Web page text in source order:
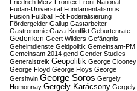
Friedrich Merz Frontex Front National
Fudan-Universität Fundamentalismus
Fusion Fußball Fót Föderalisierung
Fördergelder Gallup Gastarbeiter
Gastronomie Gaza-Konflikt Geburtenrate
Gedenken Geert Wilders Gefängnis
Geheimdienste Geldpolitik Gemeinsam-PM
Gemeinsam 2014 gend Gender Studies
Generalstreik Geopolitik George Clooney
George Floyd George Floys George
Gershwin George Soros Gergely
Homonnay Gergely Karácsony Gergely